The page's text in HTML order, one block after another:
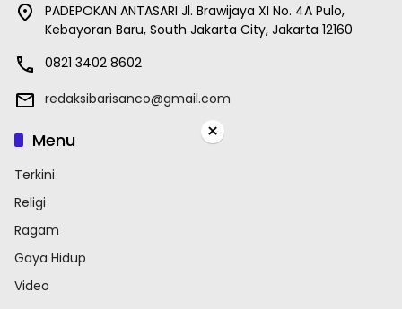
PADEPOKAN ANTASARI Jl. Brawijaya XI No. 4A Pulo,
Kebayoran Baru, South Jakarta City, Jakarta 12160
0821 3402 8602
redaksibarisanco@gmail.com
Menu
Terkini
Religi
Ragam
Gaya Hidup
Video
×